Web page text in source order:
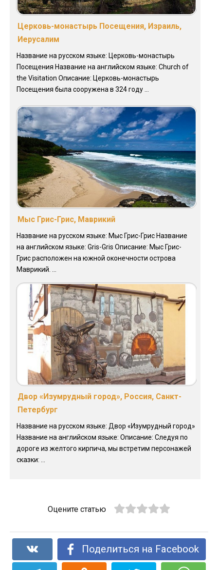
Церковь-монастырь Посещения, Израиль,
Иерусалим
Название на русском языке: Церковь-монастырь
Посещения Название на английском языке: Church of
the Visitation Описание: Церковь-монастырь
Посещения была сооружена в 324 году ...
Мыс Грис-Грис, Маврикий
Название на русском языке: Мыс Грис-Грис Название
на английском языке: Gris-Gris Описание: Мыс Грис-
Грис расположен на южной оконечности острова
Маврикий. ...
Двор «Изумрудный город», Россия, Санкт-
Петербург
Название на русском языке: Двор «Изумрудный город»
Название на английском языке: Описание: Следуя по
дороге из желтого кирпича, мы встретим персонажей
сказки: ...
Оцените статью
Поделиться на Facebook